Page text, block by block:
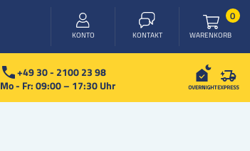
KONTO KONTAKT WARENKORB
0
+49 30 - 2100 23 98
Mo - Fr: 09:00 – 17:30 Uhr